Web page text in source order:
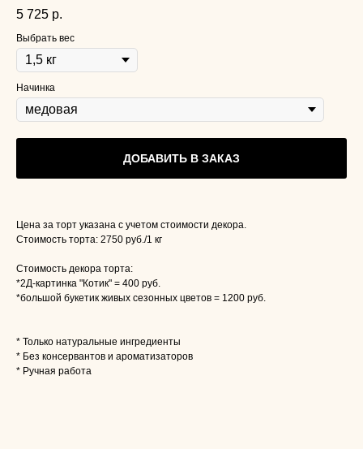
5 725 р.
Выбрать вес
Начинка
ДОБАВИТЬ В ЗАКАЗ
Цена за торт указана с учетом стоимости декора.
Стоимость торта: 2750 руб./1 кг
Стоимость декора торта:
*2Д-картинка "Котик" = 400 руб.
*большой букетик живых сезонных цветов = 1200 руб.
* Только натуральные ингредиенты
* Без консервантов и ароматизаторов
* Ручная работа